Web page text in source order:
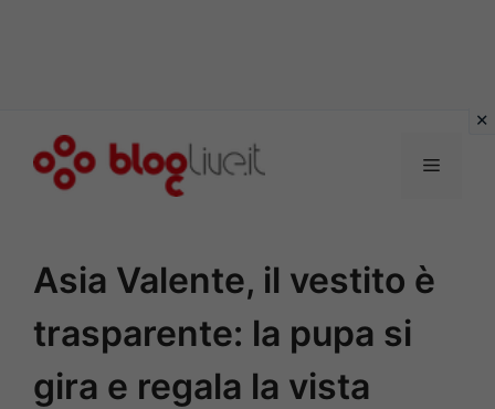
Menu
Asia Valente, il vestito è
trasparente: la pupa si
gira e regala la vista